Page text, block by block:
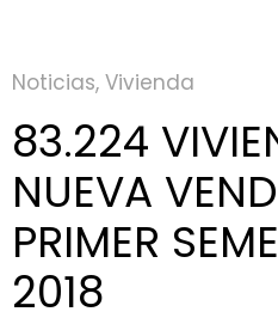
Noticias, Vivienda
83.224
NUEVA
PRIMER
2018